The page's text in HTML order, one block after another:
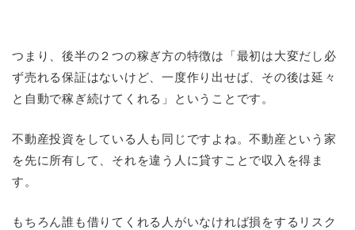
つまり、後半の２つの稼ぎ方の特徴は「最初は大変だし必
ず売れる保証はないけど、一度作り出せば、その後は延々
と自動で稼ぎ続けてくれる」ということです。
不動産投資をしている人も同じですよね。不動産という家
を先に所有して、それを違う人に貸すことで収入を得ま
す。
もちろん誰も借りてくれる人がいなければ損をするリスク